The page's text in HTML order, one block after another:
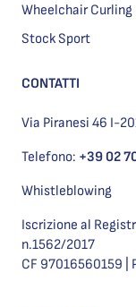
Wheelchair Curling
Stock Sport
CONTATTI
Via Piranesi 46 I-
Telefono: +39 02
Whistleblowing
Iscrizione al
n.1562/2017
CF 97016560159 |